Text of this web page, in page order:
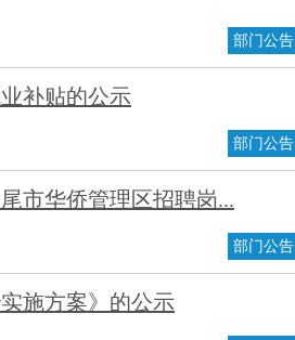
部门公告
补贴的公示
部门公告
市华侨管理区招聘岗...
部门公告
施方案》的公示